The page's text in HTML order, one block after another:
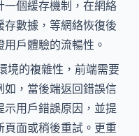
一個緩存機制，在網絡
數據，等網絡恢復後
戶體驗的流暢性。
境的複雜性，前端需要
，當後端返回錯誤信
用戶錯誤原因，並提
面或稍後重試。更重